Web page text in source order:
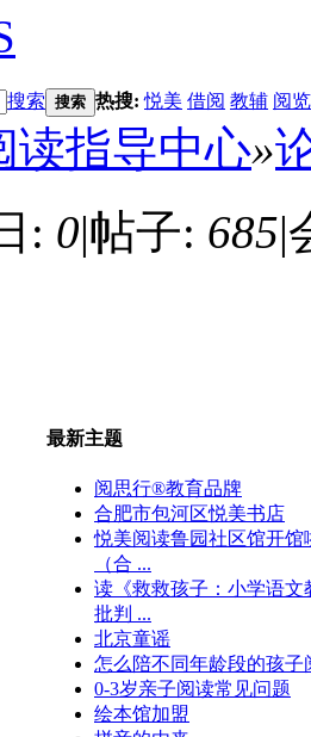
搜索 搜索 热搜:悦美 借阅 教辅 阅览
读指导中心»
: 0|帖子: 685|
最新主题
阅思行®教育品牌
合肥市包河区悦美书店
悦美阅读鲁园社区馆开馆
（合 ...
读《救救孩子：小学语文
批判 ...
北京童谣
怎么陪不同年龄段的孩子
0-3岁亲子阅读常见问题
绘本馆加盟